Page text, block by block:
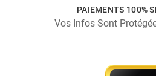
PAIEMENTS 100%
Vos Infos Sont